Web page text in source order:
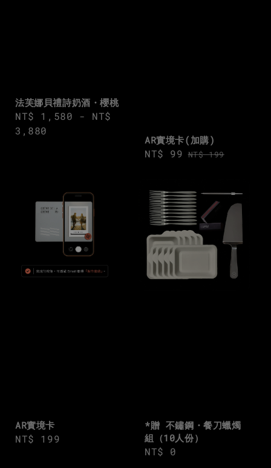
法芙娜貝禮詩奶酒・櫻桃
Regular
price
NT$ 1,580 - NT$
3,880
AR實境卡(加購)
Sale
NT$ 99 Regular
NT$ 199
AR實境卡
Regular
NT$ 199
*贈 不鏽鋼・餐刀蠟燭
組（10人份）
Regular
NT$ 0